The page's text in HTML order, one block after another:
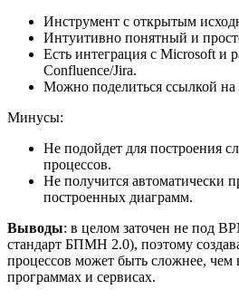
Инструмент с открытым
Интуитивно понятный и
Есть интеграция с Microsoft и
Confluence/Jira.
Можно поделиться ссылкой на
Минусы:
Не подойдет для построения
процессов.
Не получится автоматически
построенных диаграмм.
Выводы: в целом заточен не под
стандарт БПМН 2.0), поэтому
процессов может быть сложнее,
программах и сервисах.